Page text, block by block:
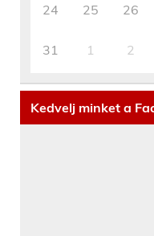
24 25 26
31 1 2
Kedvelj minket a